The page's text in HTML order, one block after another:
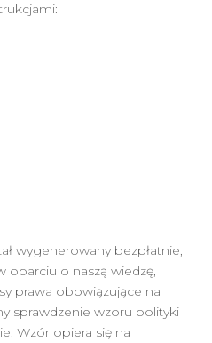
wygenerowany bezpłatnie,
oparciu o naszą wiedzę,
prawa obowiązujące na
sprawdzenie wzoru polityki
Wzór opiera się na